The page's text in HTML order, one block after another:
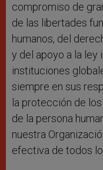
compromiso de
de las libertades
humanos, del
y del apoyo a la ley
instituciones
siempre en sus
la protección de
de la persona
nuestra
efectiva de todos